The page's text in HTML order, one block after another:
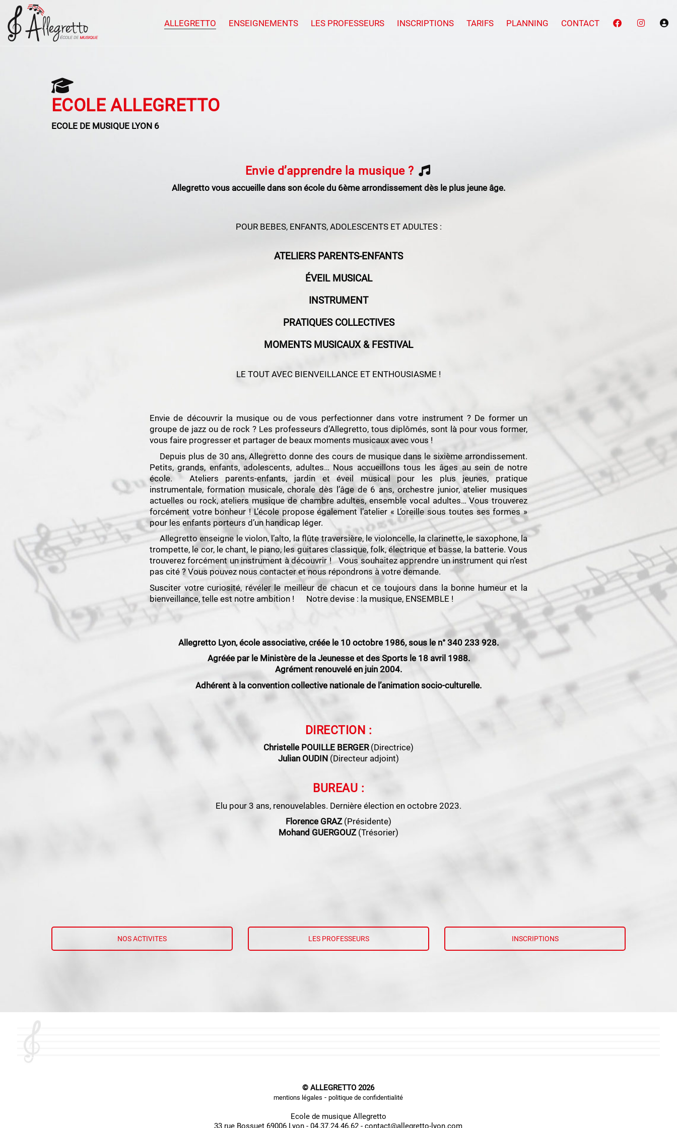
ALLEGRETTO ENSEIGNEMENTS LES PROFESSEURS INSCRIPTIONS TARIFS PLANNING CONTACT
ECOLE ALLEGRETTO
ECOLE DE MUSIQUE LYON 6
Envie d’apprendre la musique ?
Allegretto vous accueille dans son école du 6ème arrondissement dès le plus jeune âge.
POUR BEBES, ENFANTS, ADOLESCENTS ET ADULTES :
ATELIERS PARENTS-ENFANTS
ÉVEIL MUSICAL
INSTRUMENT
PRATIQUES COLLECTIVES
MOMENTS MUSICAUX & FESTIVAL
LE TOUT AVEC BIENVEILLANCE ET ENTHOUSIASME !
Envie de découvrir la musique ou de vous perfectionner dans votre instrument ? De former un
groupe de jazz ou de rock ? Les professeurs d’Allegretto, tous diplômés, sont là pour vous former,
vous faire progresser et partager de beaux moments musicaux avec vous !
Depuis plus de 30 ans, Allegretto donne des cours de musique dans le sixième arrondissement.
Petits, grands, enfants, adolescents, adultes… Nous accueillons tous les âges au sein de notre
école. Ateliers parents-enfants, jardin et éveil musical pour les plus jeunes, pratique
instrumentale, formation musicale, chorale dès l’âge de 6 ans, orchestre junior, atelier musiques
actuelles ou rock, ateliers musique de chambre adultes, ensemble vocal adultes… Vous trouverez
forcément votre bonheur ! L’école propose également l’atelier « L’oreille sous toutes ses formes »
pour les enfants porteurs d’un handicap léger.
Allegretto enseigne le violon, l’alto, la flûte traversière, le violoncelle, la clarinette, le saxophone, la
trompette, le cor, le chant, le piano, les guitares classique, folk, électrique et basse, la batterie. Vous
trouverez forcément un instrument à découvrir ! Vous souhaitez apprendre un instrument qui n’est
pas cité ? Vous pouvez nous contacter et nous répondrons à votre demande.
Susciter votre curiosité, révéler le meilleur de chacun et ce toujours dans la bonne humeur et la
bienveillance, telle est notre ambition ! Notre devise : la musique, ENSEMBLE !
Allegretto Lyon, école associative, créée le 10 octobre 1986, sous le n° 340 233 928.
Agréée par le Ministère de la Jeunesse et des Sports le 18 avril 1988.
Agrément renouvelé en juin 2004.
Adhérent à la convention collective nationale de l’animation socio-culturelle.
DIRECTION :
Christelle POUILLE BERGER(Directrice)
Julian OUDIN (Directeur adjoint)
BUREAU :
Elu pour 3 ans, renouvelables. Dernière élection en octobre 2023.
Florence GRAZ(Présidente)
Mohand GUERGOUZ(Trésorier)
NOS ACTIVITES LES PROFESSEURS INSCRIPTIONS
© ALLEGRETTO 2026
mentions légales -politique de confidentialité
Ecole de musique Allegretto
33 rue Bossuet 69006 Lyon - 04.37.24.46.62 - contact@allegretto-lyon.com